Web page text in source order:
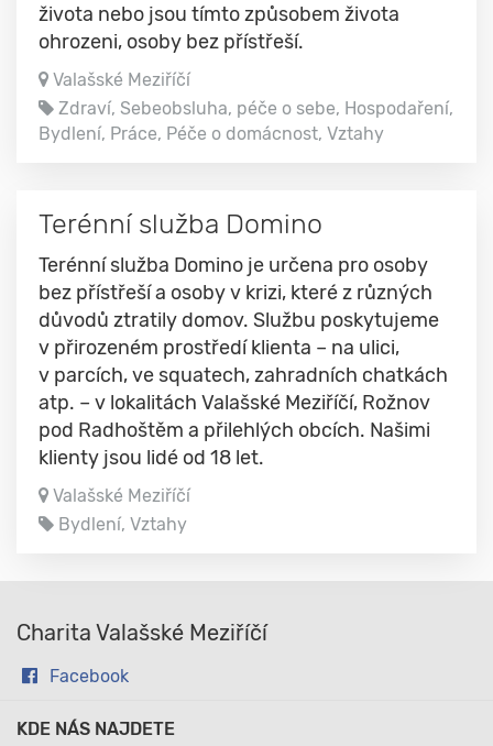
života nebo jsou tímto způsobem života
ohrozeni, osoby bez přístřeší.
Valašské Meziříčí
Zdraví, Sebeobsluha, péče o sebe, Hospodaření,
Bydlení, Práce, Péče o domácnost, Vztahy
Terénní služba Domino
Terénní služba Domino je určena pro osoby
bez přístřeší a osoby v krizi, které z různých
důvodů ztratily domov. Službu poskytujeme
v přirozeném prostředí klienta – na ulici,
v parcích, ve squatech, zahradních chatkách
atp. – v lokalitách Valašské Meziříčí, Rožnov
pod Radhoštěm a přilehlých obcích. Našimi
klienty jsou lidé od 18 let.
Valašské Meziříčí
Bydlení, Vztahy
Charita Valašské Meziříčí
Facebook
KDE NÁS NAJDETE